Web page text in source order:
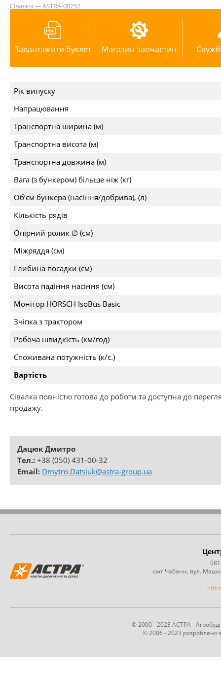
Сівалки — ASTRA-00252
Завантажити буклет Магазин запчастин
Рік випуску
Напрацювання
Транспортна ширина (м)
Транспортна висота (м)
Транспортна довжина (м)
Вага (з бункером) більше ніж (кг)
Об’єм бункера (насіння/добрива), (л)
Кількість рядів
Опірний ролик ∅ (см)
Міжряддя (см)
Глибина посадки (см)
Висота падіння насіння (см)
Монітор HORSCH IsoBus Basic
Зчіпка з трактором
Робоча швидкість (км/год)
Споживана потужність (к/с.)
Вартість
Сівалка повністю готова до роботи та доступна до
продажу.
Дацюк Дмитро
Тел.: +38 (050) 431-00-32
Email: Dmytro.Datsiuk@astra-group.ua
смт Чабани, вул.
© 2000 - 2023 АСТРА -
© 2006 - 2023 розроблено в